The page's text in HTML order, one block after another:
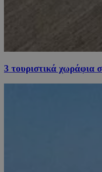
3 τουριστικά χωράφια